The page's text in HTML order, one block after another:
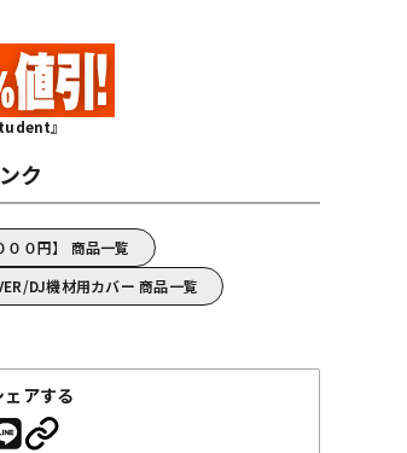
』
ク
００円】 商品一覧
DJ機材用カバー 商品一覧
ェアする